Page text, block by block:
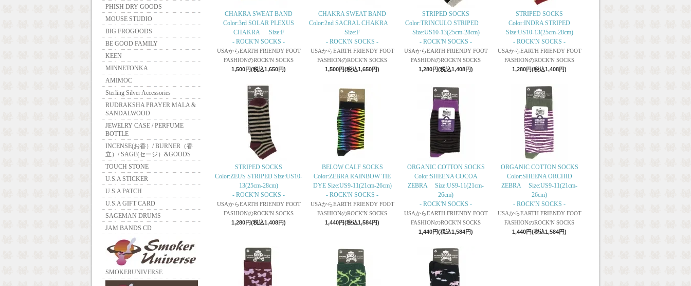
PHISH DRY GOODS
MOUSE STUDIO
BIG FROGOODS
BE GOOD FAMILY
KEEN
MINNETONKA
AMIMOC
Sterling Silver Accessories
RUDRAKSHA PRAYER MALA &
SANDALWOOD
JEWELRY CASE / PERFUME
BOTTLE
INCENSE(お香）/ BURNER（香
立）/ SAGE(セージ）&GOODS
TOUCH STONE
U.S.A STICKER
U.S.A PATCH
U.S.A GIFT CARD
SAGEMAN DRUMS
JAM BANDS CD
SMOKERUNIVERSE
CHAKRA SWEAT BAND
Color:3rd SOLAR PLEXUS
CHAKRA Size:F
- ROCK'N SOCKS -
USAからEARTH FRIENDY FOOT
FASHIONのROCK'N SOCKS
1,500円(税込1,650円)
CHAKRA SWEAT BAND
Color:2nd SACRAL CHAKRA
Size:F
- ROCK'N SOCKS -
USAからEARTH FRIENDY FOOT
FASHIONのROCK'N SOCKS
1,500円(税込1,650円)
STRIPED SOCKS
Color:TRINCULO STRIPED
Size:US10-13(25cm-28cm)
- ROCK'N SOCKS -
USAからEARTH FRIENDY FOOT
FASHIONのROCK'N SOCKS
1,280円(税込1,408円)
STRIPED SOCKS
Color:INDRA STRIPED
Size:US10-13(25cm-28cm)
- ROCK'N SOCKS -
USAからEARTH FRIENDY FOOT
FASHIONのROCK'N SOCKS
1,280円(税込1,408円)
STRIPED SOCKS
Color:ZEUS STRIPED Size:US10-
13(25cm-28cm)
- ROCK'N SOCKS -
USAからEARTH FRIENDY FOOT
FASHIONのROCK'N SOCKS
1,280円(税込1,408円)
BELOW CALF SOCKS
Color:ZEBRA RAINBOW TIE
DYE Size:US9-11(21cm-26cm)
- ROCK'N SOCKS -
USAからEARTH FRIENDY FOOT
FASHIONのROCK'N SOCKS
1,440円(税込1,584円)
ORGANIC COTTON SOCKS
Color:SHEENA COCOA
ZEBRA Size:US9-11(21cm-
26cm)
- ROCK'N SOCKS -
USAからEARTH FRIENDY FOOT
FASHIONのROCK'N SOCKS
1,440円(税込1,584円)
ORGANIC COTTON SOCKS
Color:SHEENA ORCHID
ZEBRA Size:US9-11(21cm-
26cm)
- ROCK'N SOCKS -
USAからEARTH FRIENDY FOOT
FASHIONのROCK'N SOCKS
1,440円(税込1,584円)